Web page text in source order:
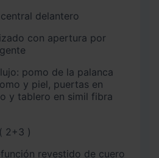
delantero
y piel, puertas en
y tablero en simil fibra
Cinco plazas ( 2+3 )